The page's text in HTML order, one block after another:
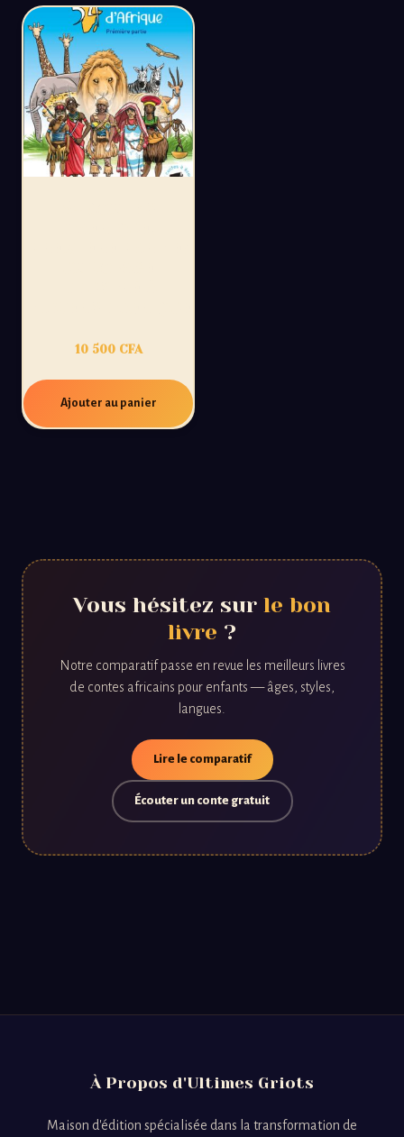
10 500 CFA
Ajouter au panier
Vous hésitez sur le bon
livre ?
Notre comparatif passe en revue les meilleurs livres
de contes africains pour enfants — âges, styles,
langues.
Lire le comparatif
Écouter un conte gratuit
À Propos d'Ultimes Griots
Maison d'édition spécialisée dans la transformation de